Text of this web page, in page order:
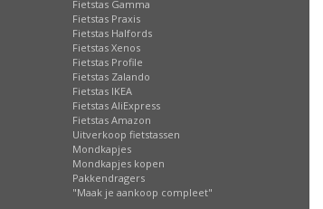
Fietstas Gamma
Fietstas Praxis
Fietstas Halfords
Fietstas Xenos
Fietstas Profile
Fietstas Zalando
Fietstas IKEA
Fietstas AliExpress
Fietstas Amazon
Uitverkoop fietstassen
Mondkapjes
Mondkapjes kopen
Pakkendragers
"Maak je aankoop compleet"